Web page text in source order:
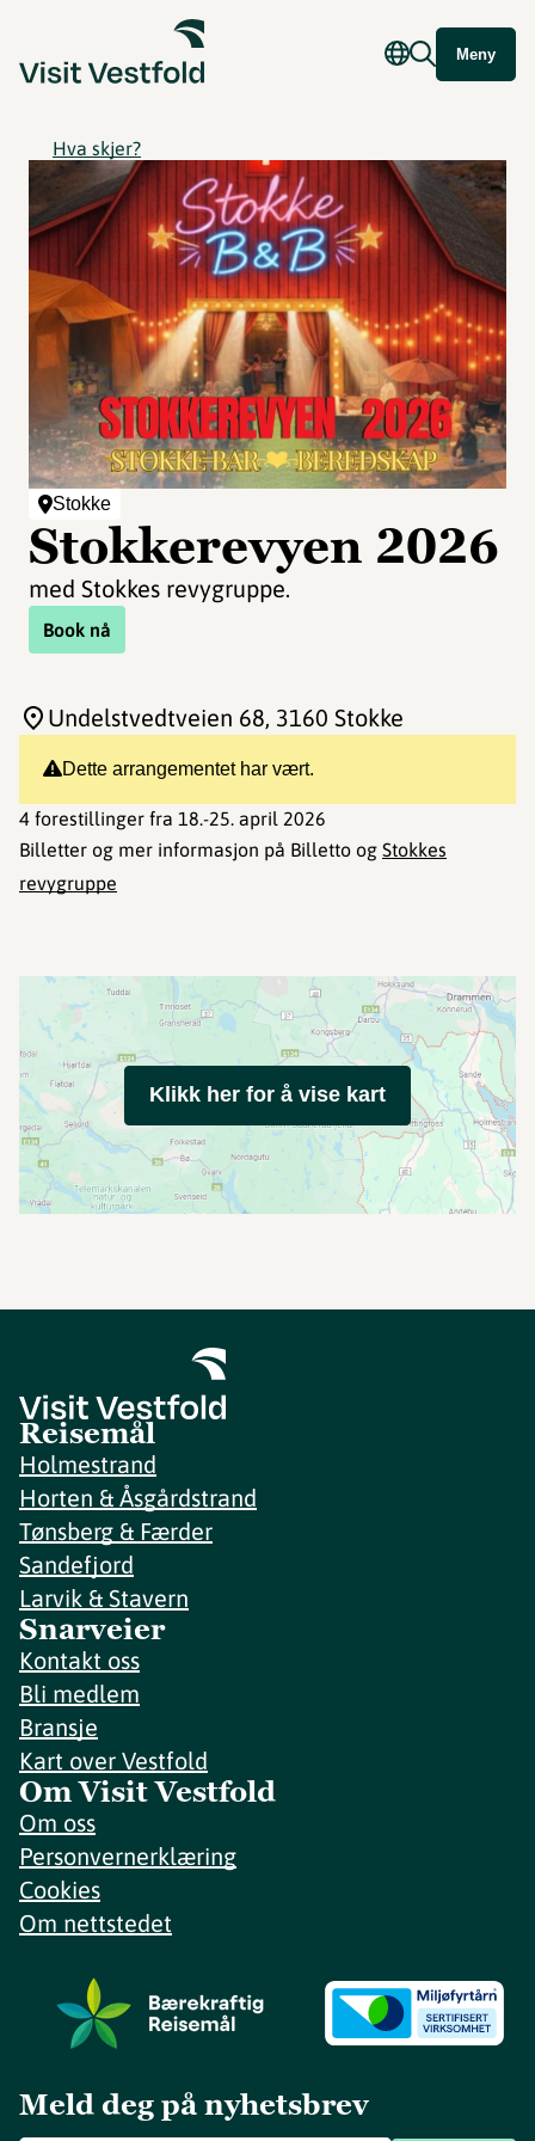
Meny
Hva skjer?
Stokke
Stokkerevyen 2026
med Stokkes revygruppe.
Book nå
Dette arrangementet har vært.
4 forestillinger fra 18.-25. april 2026
Billetter og mer informasjon på Billetto og Stokkes
revygruppe
Undelstvedtveien 68, 3160 Stokke
Klikk her for å vise kart
Reisemål
Holmestrand
Horten & Åsgårdstrand
Tønsberg & Færder
Sandefjord
Larvik & Stavern
Snarveier
Kontakt oss
Bli medlem
Bransje
Kart over Vestfold
Om Visit Vestfold
Om oss
Personvernerklæring
Cookies
Om nettstedet
Meld deg på nyhetsbrev